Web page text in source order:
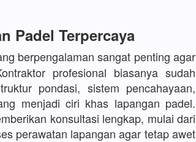
Padel Terpercaya
berpengalaman sangat penting agar
profesional biasanya sudah
pondasi, sistem pencahayaan,
menjadi ciri khas lapangan padel.
konsultasi lengkap, mulai dari
perawatan lapangan agar tetap awet